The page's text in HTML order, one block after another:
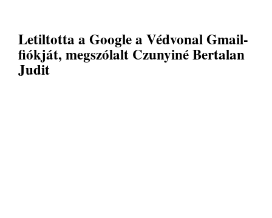
Letiltotta a Google a Védvonal Gmail-
fiókját, megszólalt Czunyiné Bertalan
Judit